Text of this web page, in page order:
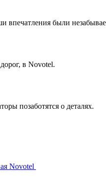
впечатления были
в Novotel.
позаботятся о деталях.
Novotel